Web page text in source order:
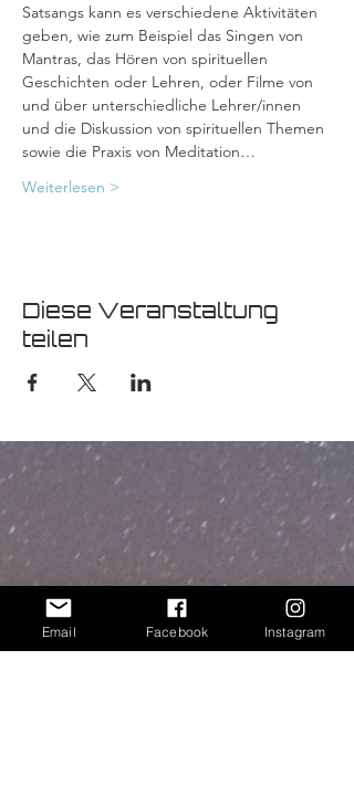
Satsangs kann es verschiedene Aktivitäten
geben, wie zum Beispiel das Singen von
Mantras, das Hören von spirituellen
Geschichten oder Lehren, oder Filme von
und über unterschiedliche Lehrer/innen
und die Diskussion von spirituellen Themen
sowie die Praxis von Meditation…
Weiterlesen >
Diese Veranstaltung
teilen
Email Facebook Instagram